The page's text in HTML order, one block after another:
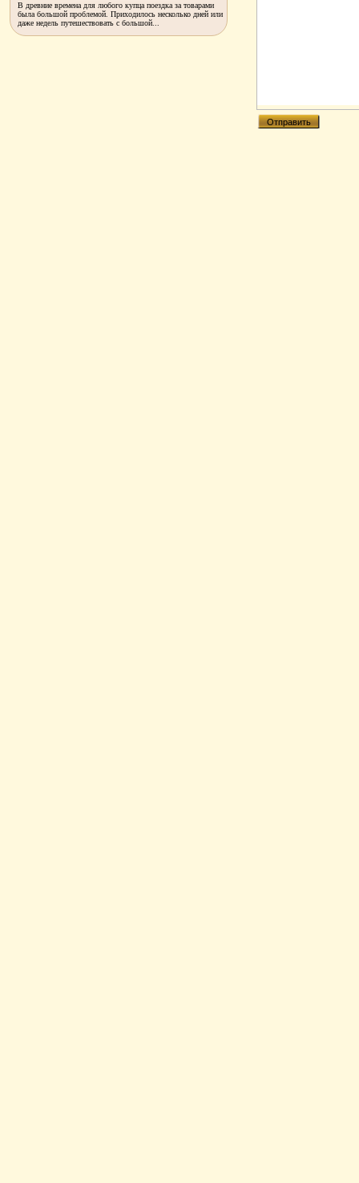
В древние времена для любого купца поездка за товарами
была большой проблемой. Приходилось несколько дней или
даже недель путешествовать с большой...